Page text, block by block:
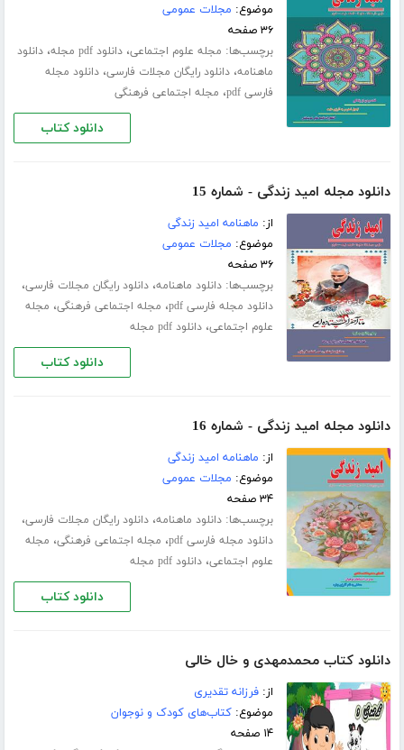
موضوع: مجلات عمومی
۳۶ صفحه
برچسب‌ها: مجله علوم اجتماعی،دانلود pdf مجله ،دانلود
ماهنامه،دانلود رایگان مجلات فارسی،دانلود مجله
فارسی pdf
، مجله اجتماعی فرهنگی
دانلود کتاب
دانلود مجله امید زندگی - شماره 15
از: ماهنامه امید زندگی
موضوع: مجلات عمومی
۳۶ صفحه
برچسب‌ها:دانلود ماهنامه،دانلود رایگان مجلات فارسی،
دانلود مجله فارسی pdf ، مجله اجتماعی فرهنگی، مجله
علوم اجتماعی،دانلود pdf مجله
دانلود کتاب
دانلود مجله امید زندگی - شماره 16
از: ماهنامه امید زندگی
موضوع: مجلات عمومی
۳۴ صفحه
برچسب‌ها:دانلود ماهنامه،دانلود رایگان مجلات فارسی،
دانلود مجله فارسی pdf ، مجله اجتماعی فرهنگی، مجله
علوم اجتماعی،دانلود pdf مجله
دانلود کتاب
دانلود کتاب محمدمهدی و خال خالی
از:فرزانه تقدیری
موضوع:کتاب‌های کودک و نوجوان
۱۴ صفحه